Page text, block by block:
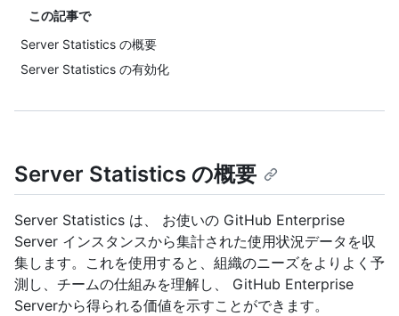
この記事で
Server Statistics の概要
Server Statistics の有効化
Server Statistics の概要
Server Statistics は、 お使いの GitHub Enterprise
Server インスタンスから集計された使用状況データを収
集します。これを使用すると、組織のニーズをよりよく予
測し、チームの仕組みを理解し、 GitHub Enterprise
Serverから得られる価値を示すことができます。